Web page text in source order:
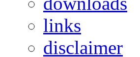
links
disclaimer